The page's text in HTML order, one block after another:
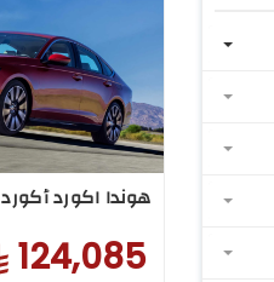
هوندا اكورد أكورد EX 2025
124,085